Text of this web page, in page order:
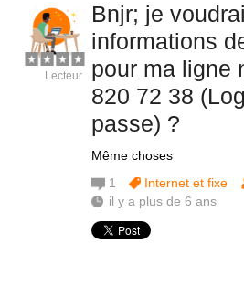
Bnjr; je
informations
pour ma ligne
820 72 38
passe) ?
Même choses
Lecteur
1 Internet et fixe
il y a plus de 6 ans